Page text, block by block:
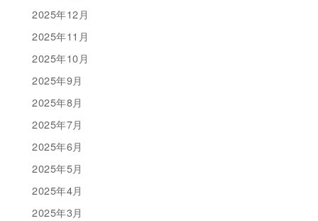
2025年12月
2025年11月
2025年10月
2025年9月
2025年8月
2025年7月
2025年6月
2025年5月
2025年4月
2025年3月